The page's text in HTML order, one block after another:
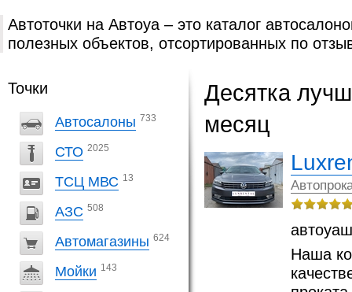
Автоточки на Автоуа – это каталог
полезных объектов, отсортированных по
Точки
Автосалоны 733
СТО 2025
ТСЦ МВС 13
АЗС 508
Автомагазины 624
Мойки 143
Десятка
месяц
Наша